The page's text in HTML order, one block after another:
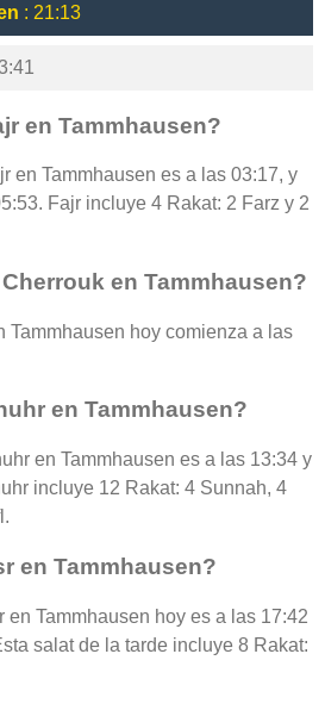
: 21:13
en Tammhausen?
en Tammhausen es a las 03:17, y
Fajr incluye 4 Rakat: 2 Farz y 2
en Tammhausen?
Tammhausen hoy comienza a las
en Tammhausen?
en Tammhausen es a las 13:34 y
incluye 12 Rakat: 4 Sunnah, 4
en Tammhausen?
en Tammhausen hoy es a las 17:42
salat de la tarde incluye 8 Rakat: